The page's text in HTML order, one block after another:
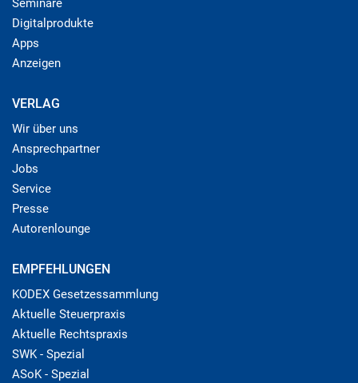
Seminare
Digitalprodukte
Apps
Anzeigen
VERLAG
Wir über uns
Ansprechpartner
Jobs
Service
Presse
Autorenlounge
EMPFEHLUNGEN
KODEX Gesetzessammlung
Aktuelle Steuerpraxis
Aktuelle Rechtspraxis
SWK - Spezial
ASoK - Spezial